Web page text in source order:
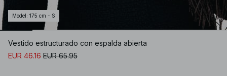
Model : 175 cm - S
Vestido estructurado con espalda abierta
EUR 46.16 EUR 65.95